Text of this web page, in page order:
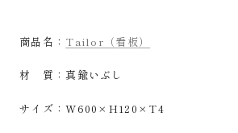
商品名： Tailor（看板）
材 質：真鍮いぶし
サイズ：W600×H120×T4